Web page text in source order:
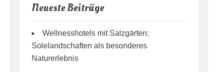
Neueste Beiträge
Wellnesshotels mit Salzgärten:
Solelandschaften als besonderes
Naturerlebnis